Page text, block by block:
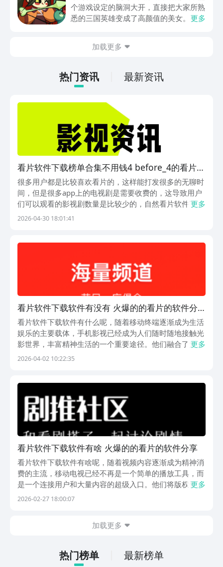
还请不要错过。
个游戏设定的脑洞大开，直接把大家所熟
悉的三国英雄变成了高颜值的美女。整体
家在体验游戏的时候，如果能够成功的下
面就针对下载地址做相关内容的介绍。
更多
加载更多
热门资讯 最新资讯
看片软件下载榜单合集不用钱4 before_4的看片
app推荐
很多用户都是比较喜欢看片的，这样能打发很多的无聊时
间，但是很多app上的电视剧是需要收费的，这导致用户
们可以观看的影视剧数量是比较少的，自然看片软件下载
排行榜一览成为了关注的重点，这里就推荐几款免费的看
更多
2026-04-30 18:01:41
看片软件下载软件有没有 火爆的的看片的软件分
享什么
看片软件下载软件有什么呢，随着移动终端逐渐成为生活
娱乐的主要载体，手机影视已经成为人们随时随地接触光
影世界，丰富精神生活的一个重要途径。他们融合了大量
的正版资源和实时的直播信号，再加上智能的推荐和流畅
更多
2026-04-02 10:22:35
看片软件下载软件有啥 火爆的的看片的软件分享
看片软件下载软件有啥呢，随着视频内容逐渐成为精神消
费的主流，移动电视已经不再是一个简单的播放工具，而
是一个连接用户和大量内容的超级入口。他们将版权资源
和直播信号融合在一起，通过智能推荐和多终端互动，让
更多
2026-02-27 18:00:07
加载更多
热门榜单 最新榜单